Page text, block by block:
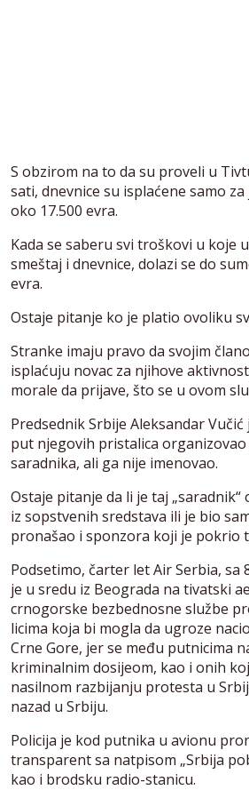
S obzirom na to da su proveli u
sati, dnevnice su isplaćene samo
oko 17.500 evra.
Kada se saberu svi troškovi u koje
smeštaj i dnevnice, dolazi se do
evra.
Ostaje pitanje ko je platio ovoliku
Stranke imaju pravo da svojim
isplaćuju novac za njihove
morale da prijave, što se u ovom
Predsednik Srbije Aleksandar
put njegovih pristalica
saradnika, ali ga nije imenovao.
Ostaje pitanje da li je taj
iz sopstvenih sredstava ili je bio
pronašao i sponzora koji je pokrio
Podsetimo, čarter let Air Serbia, sa
je u sredu iz Beograda na tivatski
crnogorske bezbednosne službe
licima koja bi mogla da ugroze
Crne Gore, jer se među putnicima
kriminalnim dosijeom, kao i onih
nasilnom razbijanju protesta u
nazad u Srbiju.
Policija je kod putnika u avionu
transparent sa natpisom „Srbija
kao i brodsku radio-stanicu.